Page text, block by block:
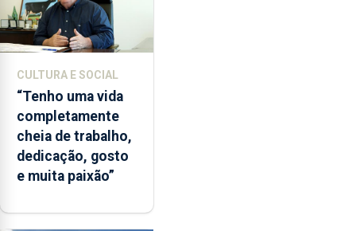
CULTURA E SOCIAL
“Tenho uma vida
completamente
cheia de trabalho,
dedicação, gosto
e muita paixão”